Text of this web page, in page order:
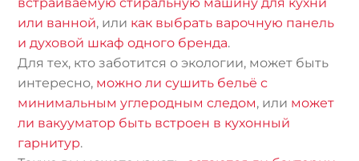
или ванной, или как выбрать варочную панель
и духовой шкаф одного бренда.
Для тех, кто заботится о экологии, может быть
интересно, можно ли сушить бельё с
минимальным углеродным следом, или может
ли вакууматор быть встроен в кухонный
гарнитур.